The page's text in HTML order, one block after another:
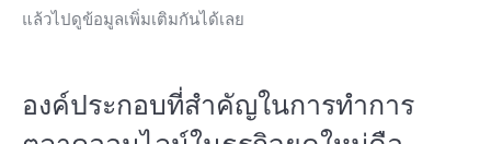
แล้วไปดูข้อมูลเพิ่มเติมกันได้เลย
องค์ประกอบที่สำคัญในการทำการ